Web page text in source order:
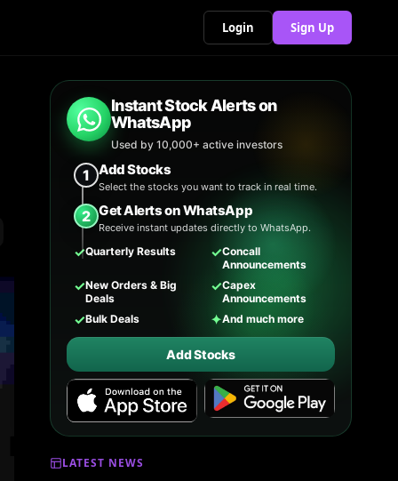
Login Sign Up
Instant Stock Alerts on
WhatsApp
Used by 10,000+ active investors
1 Add Stocks
Select the stocks you want to track in real time.
2 Get Alerts on WhatsApp
Receive instant updates directly to WhatsApp.
✓Quarterly Results ✓Concall
Announcements
✓New Orders & Big
Deals
✓Capex
Announcements
✓Bulk Deals ✦And much more
Add Stocks
LATEST NEWS